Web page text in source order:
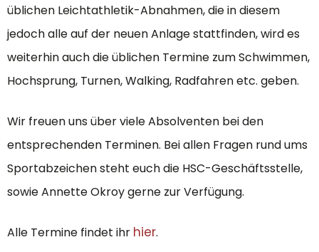
üblichen Leichtathletik-Abnahmen, die in diesem
jedoch alle auf der neuen Anlage stattfinden, wird es
weiterhin auch die üblichen Termine zum Schwimmen,
Hochsprung, Turnen, Walking, Radfahren etc. geben.
Wir freuen uns über viele Absolventen bei den
entsprechenden Terminen. Bei allen Fragen rund ums
Sportabzeichen steht euch die HSC-Geschäftsstelle,
sowie Annette Okroy gerne zur Verfügung.
Alle Termine findet ihr hier.